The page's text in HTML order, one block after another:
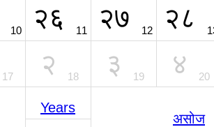
10 २६ 11 २७ 12 २८
17 २ 18 ३ 19 ४ 20
Years
असोज